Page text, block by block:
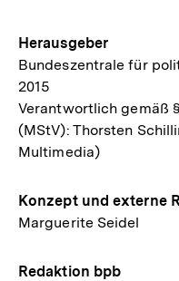
Herausgeber
Bundeszentrale für
2015
Verantwortlich gemäß
(MStV): Thorsten
Multimedia)
Konzept und externe
Marguerite Seidel
Redaktion bpb